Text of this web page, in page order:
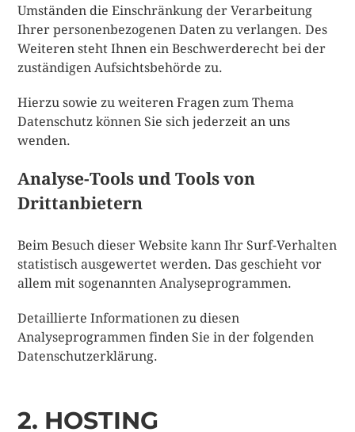
Umständen die Einschränkung der Verarbeitung
Ihrer personenbezogenen Daten zu verlangen. Des
Weiteren steht Ihnen ein Beschwerderecht bei der
zuständigen Aufsichtsbehörde zu.
Hierzu sowie zu weiteren Fragen zum Thema
Datenschutz können Sie sich jederzeit an uns
wenden.
Analyse-Tools und Tools von
Drittanbietern
Beim Besuch dieser Website kann Ihr Surf-Verhalten
statistisch ausgewertet werden. Das geschieht vor
allem mit sogenannten Analyseprogrammen.
Detaillierte Informationen zu diesen
Analyseprogrammen finden Sie in der folgenden
Datenschutzerklärung.
2. HOSTING